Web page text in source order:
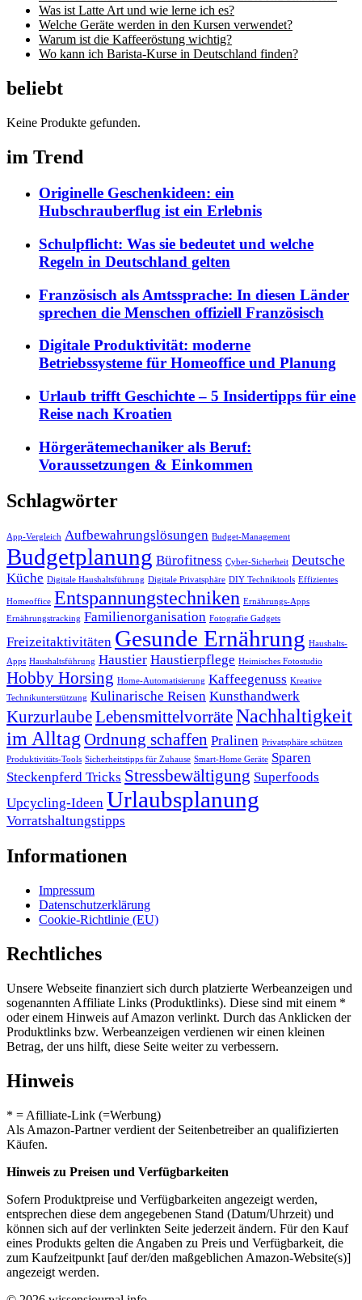
Was ist Latte Art und wie lerne ich es?
Welche Geräte werden in den Kursen verwendet?
Warum ist die Kaffeeröstung wichtig?
Wo kann ich Barista-Kurse in Deutschland finden?
beliebt
Keine Produkte gefunden.
im Trend
Originelle Geschenkideen: ein
Hubschrauberflug ist ein Erlebnis
Schulpflicht: Was sie bedeutet und welche
Regeln in Deutschland gelten
Französisch als Amtssprache: In diesen Länder
sprechen die Menschen offiziell Französisch
Digitale Produktivität: moderne
Betriebssysteme für Homeoffice und Planung
Urlaub trifft Geschichte – 5 Insidertipps für eine
Reise nach Kroatien
Hörgerätemechaniker als Beruf:
Voraussetzungen & Einkommen
Schlagwörter
App-Vergleich Aufbewahrungslösungen Budget-Management
Budgetplanung Bürofitness Cyber-Sicherheit Deutsche
Küche Digitale Haushaltsführung Digitale Privatsphäre DIY Techniktools Effizientes
Homeoffice Entspannungstechniken Ernährungs-Apps
Ernährungstracking Familienorganisation Fotografie Gadgets
Freizeitaktivitäten Gesunde Ernährung Haushalts-
Apps Haushaltsführung Haustier Haustierpflege Heimisches Fotostudio
Hobby Horsing Home-Automatisierung Kaffeegenuss Kreative
Technikunterstützung Kulinarische Reisen Kunsthandwerk
KurzurlaubeLebensmittelvorräteNachhaltigkeit
im AlltagOrdnung schaffen Pralinen Privatsphäre schützen
Produktivitäts-Tools Sicherheitstipps für Zuhause Smart-Home Geräte Sparen
Steckenpferd Tricks Stressbewältigung Superfoods
Upcycling-Ideen Urlaubsplanung
Vorratshaltungstipps
Informationen
Impressum
Datenschutzerklärung
Cookie-Richtlinie (EU)
Rechtliches
Unsere Webseite finanziert sich durch platzierte Werbeanzeigen und
sogenannten Affiliate Links (Produktlinks). Diese sind mit einem *
oder einem Hinweis auf Amazon verlinkt. Durch das Anklicken der
Produktlinks bzw. Werbeanzeigen verdienen wir einen kleinen
Betrag, der uns hilft, diese Seite weiter zu verbessern.
Hinweis
* = Afilliate-Link (=Werbung)
Als Amazon-Partner verdient der Seitenbetreiber an qualifizierten
Käufen.
Hinweis zu Preisen und Verfügbarkeiten
Sofern Produktpreise und Verfügbarkeiten angezeigt werden,
entsprechen diese dem angegebenen Stand (Datum/Uhrzeit) und
können sich auf der verlinkten Seite jederzeit ändern. Für den Kauf
eines Produkts gelten die Angaben zu Preis und Verfügbarkeit, die
zum Kaufzeitpunkt [auf der/den maßgeblichen Amazon-Website(s)]
angezeigt werden.